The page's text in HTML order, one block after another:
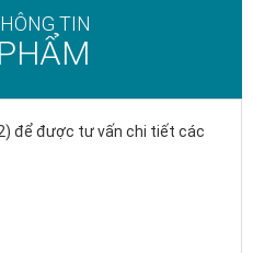
TIN
để được tư vấn chi tiết các